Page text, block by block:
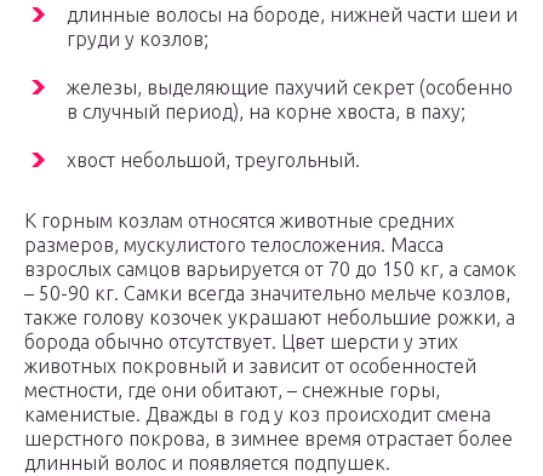
длинные волосы на бороде, нижней части шеи и
груди у козлов;
железы, выделяющие пахучий секрет (особенно
в случный период), на корне хвоста, в паху;
хвост небольшой, треугольный.
К горным козлам относятся животные средних
размеров, мускулистого телосложения. Масса
взрослых самцов варьируется от 70 до 150 кг, а самок
– 50-90 кг. Самки всегда значительно мельче козлов,
также голову козочек украшают небольшие рожки, а
борода обычно отсутствует. Цвет шерсти у этих
животных покровный и зависит от особенностей
местности, где они обитают, – снежные горы,
каменистые. Дважды в год у коз происходит смена
шерстного покрова, в зимнее время отрастает более
длинный волос и появляется подпушек.